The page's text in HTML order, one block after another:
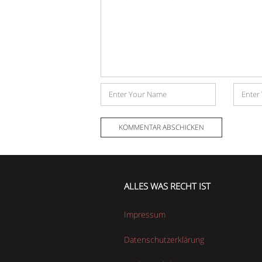
Name
ALLES WAS RECHT IST
Impressum
Datenschutzerklärung